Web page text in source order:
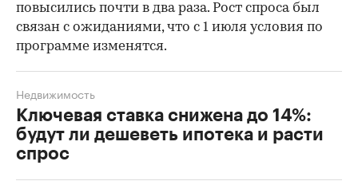
повысились почти в два раза. Рост спроса был
связан с ожиданиями, что с 1 июля условия по
программе изменятся.
Ключевая ставка снижена до 14%:
будут ли дешеветь ипотека и расти
спрос
Недвижимость